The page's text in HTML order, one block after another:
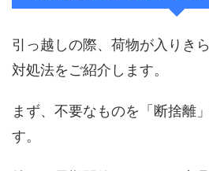
引っ越しの際、荷物が入りき
対処法をご紹介します。
まず、不要なものを「断捨離
す。